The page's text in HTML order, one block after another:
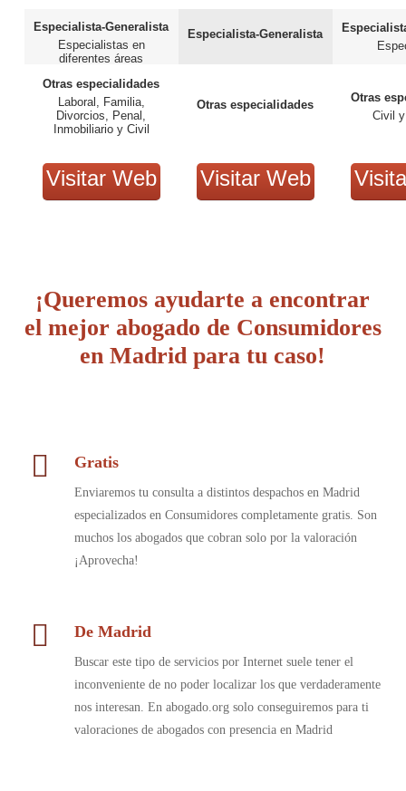
Especialista-Generalista
Especialistas en
diferentes áreas
Otras especialidades
Laboral, Familia,
Divorcios, Penal,
Inmobiliario y Civil
Visitar Web
Especialista-Generalista
Otras especialidades
Visitar Web
Otras
Civil
¡Queremos ayudarte a encontrar
el mejor abogado de Consumidores
en Madrid para tu caso!
Gratis
Enviaremos tu consulta a distintos despachos en Madrid
especializados en Consumidores completamente gratis. Son
muchos los abogados que cobran solo por la valoración
¡Aprovecha!
De Madrid
Buscar este tipo de servicios por Internet suele tener el
inconveniente de no poder localizar los que verdaderamente
nos interesan. En abogado.org solo conseguiremos para ti
valoraciones de abogados con presencia en Madrid